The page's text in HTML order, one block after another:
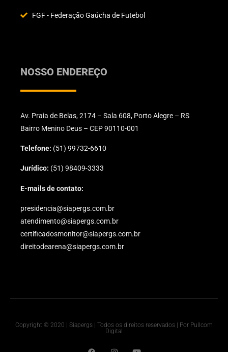
FGF - Federação Gaúcha de Futebol
NOSSO ENDEREÇO
Av. Praia de Belas, 2174 – Sala 608, Porto Alegre – RS
Bairro Menino Deus – CEP 90110-001
Telefone: (51) 99732-6610
Jurídico: (51) 98409-3333
E-mails de contato:
presidencia@siapergs.com.br
atendimento@siapergs.com.br
certificadosmonitor@siapergs.com.br
direitodearena@siapergs.com.br
Copyright © 2020 | Siapergs | Todos os direitos reservados | Por Pullcom
Digital